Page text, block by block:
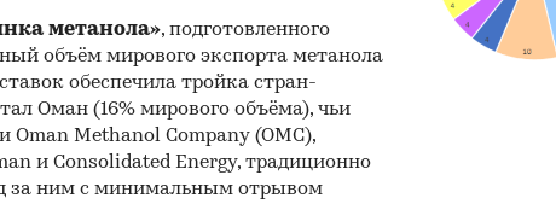
метанола», подготовленного
объём мирового экспорта метанола
обеспечила тройка стран-
Оман (16% мирового объёма), чьи
Methanol Company (OMC),
и Consolidated Energy, традиционно
за ним с минимальным отрывом